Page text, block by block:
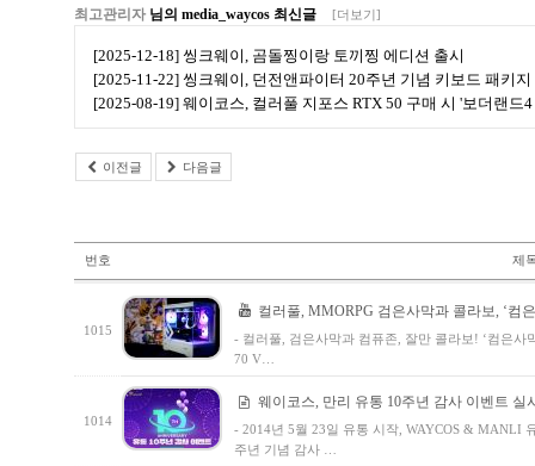
최고관리자 님의 media_waycos 최신글 [더보기]
[2025-12-18] 씽크웨이, 곰돌찡이랑 토끼찡 에디션 출시
[2025-11-22] 씽크웨이, 던전앤파이터 20주년 기념 키보드 패키지
[2025-08-19] 웨이코스, 컬러풀 지포스 RTX 50 구매 시 '보더랜드
이전글 다음글
번호 제
1015
컬러풀, MMORPG 검은사막과 콜라보, ‘컴
- 컬러풀, 검은사막과 컴퓨존, 잘만 콜라보! ‘컴은사
70 V…
1014
웨이코스, 만리 유통 10주년 감사 이벤트 실
- 2014년 5월 23일 유통 시작, WAYCOS & MANLI
주년 기념 감사 …